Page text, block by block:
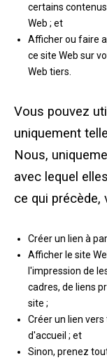
certains
Web ; et
Afficher ou faire
ce site Web sur
Web tiers.
Vous pouvez
uniquement
Nous,
avec lequel
ce qui précède,
Créer un lien à
Afficher le site
l'impression de
cadres, de liens
site ;
Créer un lien
d'accueil ; et
Sinon, prenez